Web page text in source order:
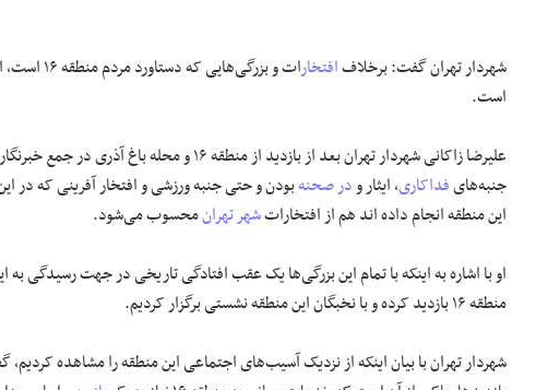
شهردار تهران گفت: برخلافافتخار
ات و
است.
جنبه‌هایفداکاری، ایثار ودر صحنهبودن و حتی جنبه ورزشی و افتخار آفرینی که در
این منطقه انجام داده اند هم از افتخاراتشهر تهرانمحسوب می‌شود.
او با اشاره به اینکه با تمام این بزرگی‌ها یک عقب افتادگی تاریخی در جهت رسیدگی
منطقه ۱۶ بازدید کرده و با نخبگان این منطقه نشستی برگزار کردیم.
شهردار تهران با بیان اینکه از نزدیک آسیب‌های اجتماعی این منطقه را مشاهده